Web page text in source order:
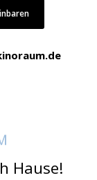
Hause!